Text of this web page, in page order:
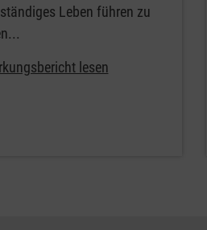
Leben führen zu
lesen